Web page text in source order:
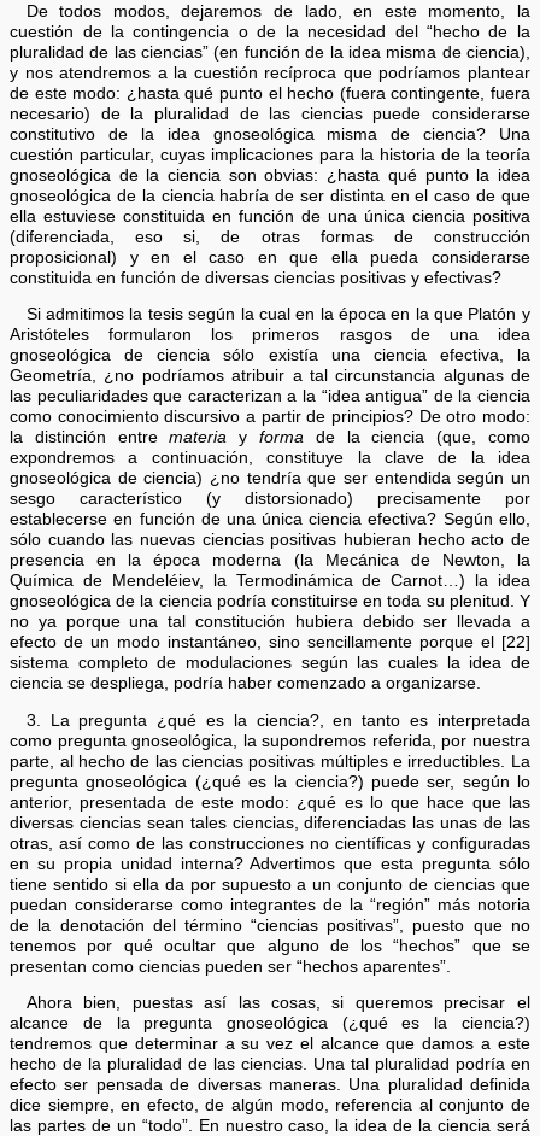
De todos modos, dejaremos de lado, en este momento, la
cuestión de la contingencia o de la necesidad del “hecho de la
pluralidad de las ciencias” (en función de la idea misma de ciencia),
y nos atendremos a la cuestión recíproca que podríamos plantear
de este modo: ¿hasta qué punto el hecho (fuera contingente, fuera
necesario) de la pluralidad de las ciencias puede considerarse
constitutivo de la idea gnoseológica misma de ciencia? Una
cuestión particular, cuyas implicaciones para la historia de la teoría
gnoseológica de la ciencia son obvias: ¿hasta qué punto la idea
gnoseológica de la ciencia habría de ser distinta en el caso de que
ella estuviese constituida en función de una única ciencia positiva
(diferenciada, eso si, de otras formas de construcción
proposicional) y en el caso en que ella pueda considerarse
constituida en función de diversas ciencias positivas y efectivas?
Si admitimos la tesis según la cual en la época en la que Platón y
Aristóteles formularon los primeros rasgos de una idea
gnoseológica de ciencia sólo existía una ciencia efectiva, la
Geometría, ¿no podríamos atribuir a tal circunstancia algunas de
las peculiaridades que caracterizan a la “idea antigua” de la ciencia
como conocimiento discursivo a partir de principios? De otro modo:
la distinción entremateria yforma de la ciencia (que, como
expondremos a continuación, constituye la clave de la idea
gnoseológica de ciencia) ¿no tendría que ser entendida según un
sesgo característico (y distorsionado) precisamente por
establecerse en función de una única ciencia efectiva? Según ello,
sólo cuando las nuevas ciencias positivas hubieran hecho acto de
presencia en la época moderna (la Mecánica de Newton, la
Química de Mendeléiev, la Termodinámica de Carnot…) la idea
gnoseológica de la ciencia podría constituirse en toda su plenitud. Y
no ya porque una tal constitución hubiera debido ser llevada a
efecto de un modo instantáneo, sino sencillamente porque el [22]
sistema completo de modulaciones según las cuales la idea de
ciencia se despliega, podría haber comenzado a organizarse.
3. La pregunta ¿qué es la ciencia?, en tanto es interpretada
como pregunta gnoseológica, la supondremos referida, por nuestra
parte, al hecho de las ciencias positivas múltiples e irreductibles. La
pregunta gnoseológica (¿qué es la ciencia?) puede ser, según lo
anterior, presentada de este modo: ¿qué es lo que hace que las
diversas ciencias sean tales ciencias, diferenciadas las unas de las
otras, así como de las construcciones no científicas y configuradas
en su propia unidad interna? Advertimos que esta pregunta sólo
tiene sentido si ella da por supuesto a un conjunto de ciencias que
puedan considerarse como integrantes de la “región” más notoria
de la denotación del término “ciencias positivas”, puesto que no
tenemos por qué ocultar que alguno de los “hechos” que se
presentan como ciencias pueden ser “hechos aparentes”.
Ahora bien, puestas así las cosas, si queremos precisar el
alcance de la pregunta gnoseológica (¿qué es la ciencia?)
tendremos que determinar a su vez el alcance que damos a este
hecho de la pluralidad de las ciencias. Una tal pluralidad podría en
efecto ser pensada de diversas maneras. Una pluralidad definida
dice siempre, en efecto, de algún modo, referencia al conjunto de
las partes de un “todo”. En nuestro caso, la idea de la ciencia será